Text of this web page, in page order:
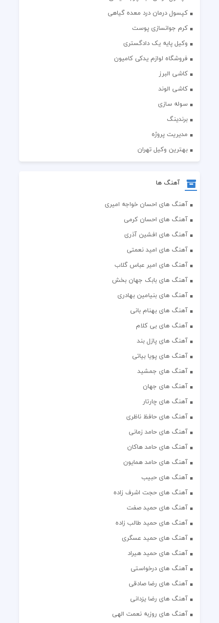
کپسول درمان درد معده گیاهی
کرم جوانسازی پوست
وکیل پایه یک دادگستری
فروشگاه لوازم یدکی کامیون
کاشی البرز
کاشی الوند
سوله سازی
برندینگ
مدیریت پروژه
بهترین وکیل تهران
آهنگ ها
آهنگ های احسان خواجه امیری
آهنگ های احسان کرمی
آهنگ های افشین آذری
آهنگ های امید نعمتی
آهنگ های امیر عباس گلاب
آهنگ های بابک جهان بخش
آهنگ های بنیامین بهادری
آهنگ های بهنام بانی
آهنگ های بی کلام
آهنگ های پازل بند
آهنگ های پویا بیاتی
آهنگ های جمشید
آهنگ های جهان
آهنگ های چارتار
آهنگ های حافظ ناظری
آهنگ های حامد زمانی
آهنگ های حامد هاکان
آهنگ های حامد همایون
آهنگ های حبیب
آهنگ های حجت اشرف زاده
آهنگ های حمید صفت
آهنگ های حمید طالب زاده
آهنگ های حمید عسگری
آهنگ های حمید هیراد
آهنگ های درخواستی
آهنگ های رضا صادقی
آهنگ های رضا یزدانی
آهنگ های روزبه نعمت الهی